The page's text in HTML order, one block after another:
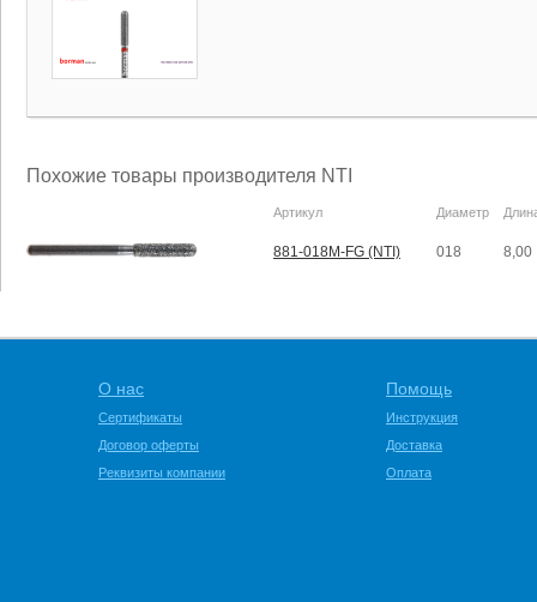
Похожие товары производителя NTI
Артикул Диаметр
881-018M-FG (NTI) 018 8,00
О нас
Сертификаты
Договор оферты
Реквизиты компании
Помощь
Инструкция
Доставка
Оплата